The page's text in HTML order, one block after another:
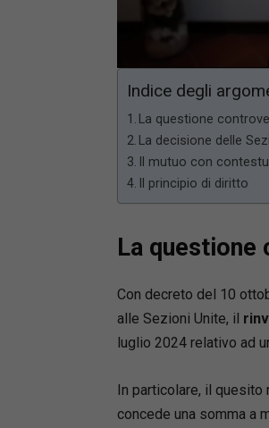
Indice degli
La questione
La decisione delle
Il mutuo con
Il principio di diritto
La questione
Con decreto del 10
alle Sezioni Unite, il
luglio 2024 relativo ad
In particolare, il quesito
concede una somma a